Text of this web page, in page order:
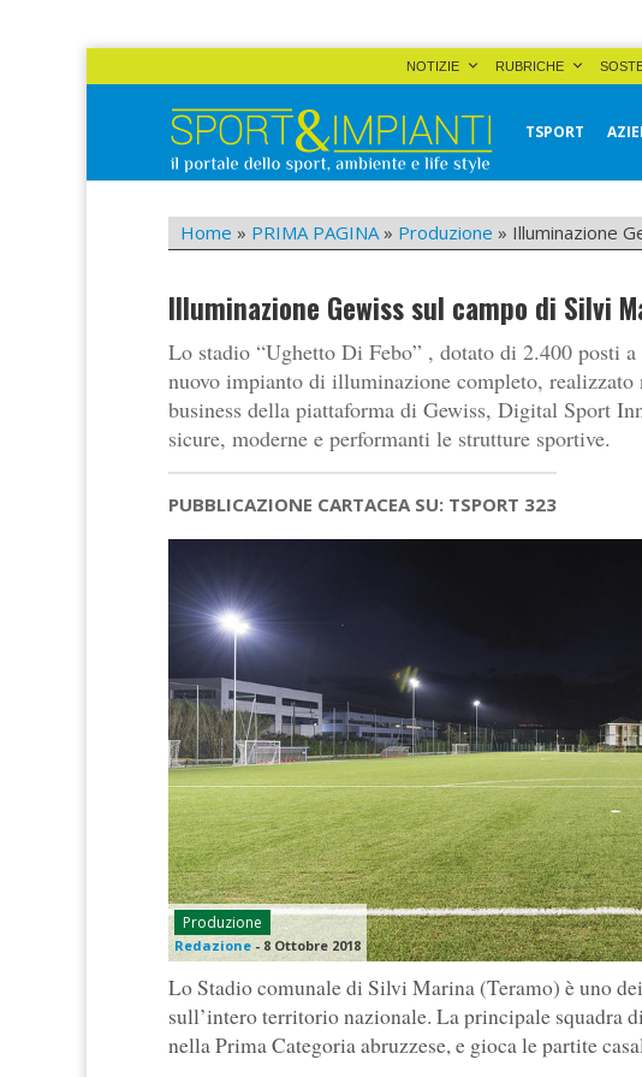
NOTIZIE RUBRICHE
Sport&Impianti
TSPORT
Home » PRIMA PAGINA» Produzione » Illuminazione
Illuminazione Gewiss sul campo di Silvi
Lo stadio “Ughetto Di Febo” , dotato di 2.400 posti a
nuovo impianto di illuminazione completo,
business della piattaforma di Gewiss, Digital Sport
sicure, moderne e performanti le strutture sportive.
PUBBLICAZIONE CARTACEA SU: TSPORT 323
Produzione
Redazione-8 Ottobre 2018
Lo Stadio comunale di Silvi Marina (Teramo) è uno
sull’intero territorio nazionale. La principale squadra
nella Prima Categoria abruzzese, e gioca le partite